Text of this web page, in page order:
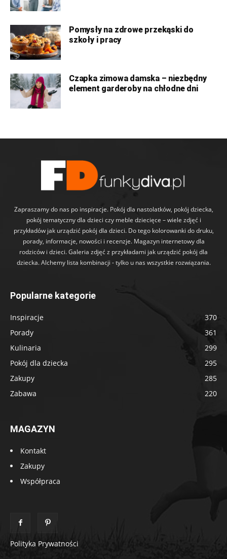
Pomysły na zdrowe przekąski do
szkoły i pracy
Czapka zimowa damska – niezbędny
element garderoby na chłodne dni
Zapraszamy do nas po inspiracje. Pokój dla nastolatków, pokój dziecka,
pokój tematyczny dla dzieci czy meble dziecięce – wiele zdjęć i
przykładów jak urządzić pokój dla dzieci. Do tego kolorowanki do druku,
porady, informacje, nowości i recenzje. Magazyn internetowy dla
rodziców i dzieci. Galeria zdjęć z przykładami jak urządzić pokój dla
dziecka. Alchemy lista kombinacji - tylko u nas wszystkie rozwiązania.
Popularne kategorie
Inspiracje
370
Porady
361
Kulinaria
299
Pokój dla dziecka
295
Zakupy
285
Zabawa
220
MAGAZYN
Kontakt
Zakupy
Współpraca
Polityka Prywatności